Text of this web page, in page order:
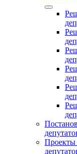
Проекты